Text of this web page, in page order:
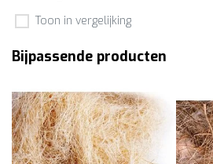
Toon in vergelijking
Bijpassende producten